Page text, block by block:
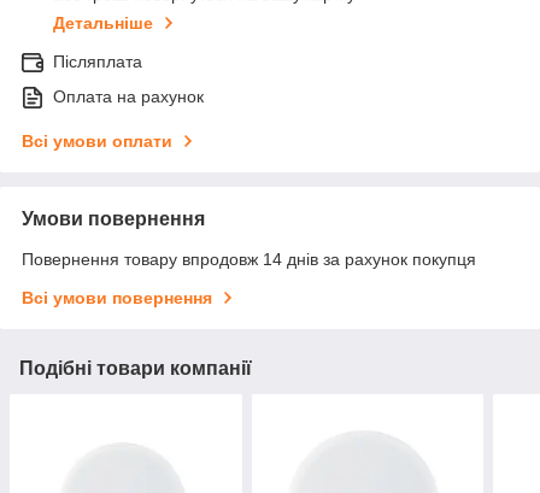
Детальніше
Післяплата
Оплата на рахунок
Всі умови оплати
Умови повернення
Повернення товару впродовж 14 днів за рахунок покупця
Всі умови повернення
Подібні товари компанії